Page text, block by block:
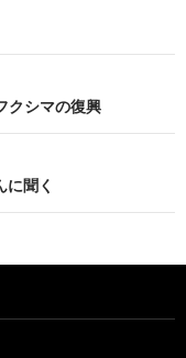
クシマの復興
聞く